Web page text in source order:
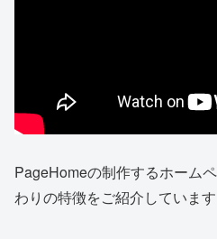
PageHomeの制作するホーム
わりの特徴をご紹介しています